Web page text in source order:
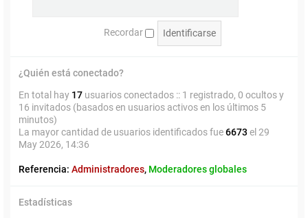
Recordar
¿Quién está conectado?
En total hay 17 usuarios conectados :: 1 registrado, 0 ocultos y
16 invitados (basados en usuarios activos en los últimos 5
minutos)
La mayor cantidad de usuarios identificados fue6673 el 29
May 2026, 14:36
Referencia: Administradores, Moderadores globales
Estadísticas